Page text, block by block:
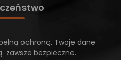
ochroną. Twoje dane
zawsze bezpieczne.